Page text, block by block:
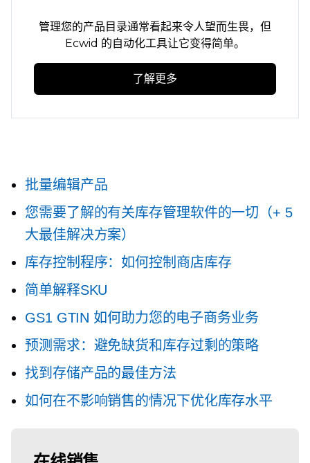
管理您的产品目录通常看起来令人望而生畏，但
Ecwid 的自动化工具让它变得简单。
了解更多
批量编辑产品
您需要了解的有关库存管理软件的一切（+ 5
大最佳解决方案）
库存控制程序：如何控制商店库存
简单解释SKU
GS1 GTIN 如何助力您的电子商务业务
预测需求：避免缺货和库存过剩的策略
找到存储产品的最佳方法
如何在不影响销售的情况下优化库存水平